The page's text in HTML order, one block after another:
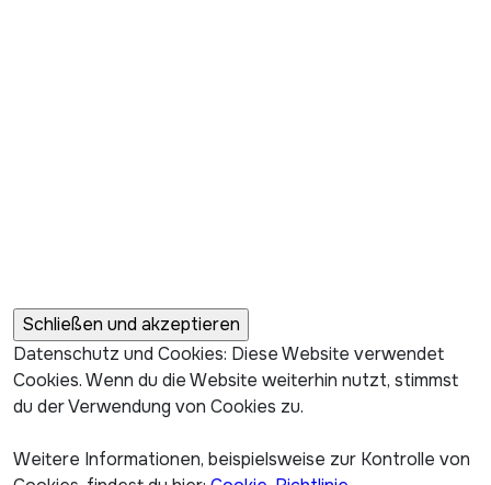
Datenschutz und Cookies: Diese Website verwendet
Cookies. Wenn du die Website weiterhin nutzt, stimmst
du der Verwendung von Cookies zu.
Weitere Informationen, beispielsweise zur Kontrolle von